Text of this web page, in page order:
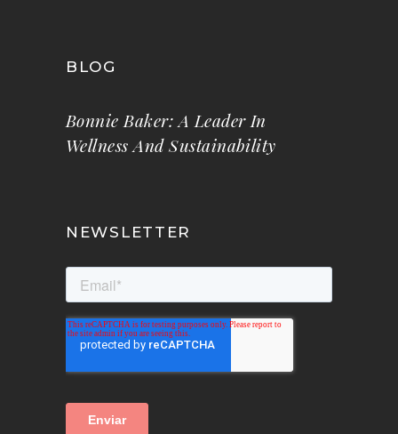
BLOG
Bonnie Baker: A Leader In
Wellness And Sustainability
NEWSLETTER